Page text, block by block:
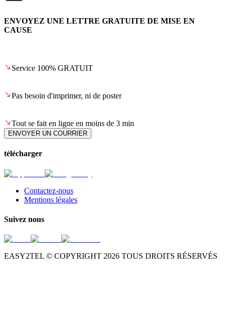
ENVOYEZ UNE LETTRE GRATUITE DE MISE EN
CAUSE
Service 100% GRATUIT
Pas besoin d'imprimer, ni de poster
Tout se fait en ligne en moins de 3 min
ENVOYER UN COURRIER
télécharger
Contactez-nous
Mentions légales
Suivez nous
EASY2TEL © COPYRIGHT 2026 TOUS DROITS RÉSERVÉS